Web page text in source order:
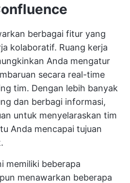
berbagai fitur yang
kolaboratif. Ruang kerja
Anda mengatur
secara real-time
tim. Dengan lebih banyak
dan berbagi informasi,
untuk menyelaraskan tim
Anda mencapai tujuan
memiliki beberapa
menawarkan beberapa